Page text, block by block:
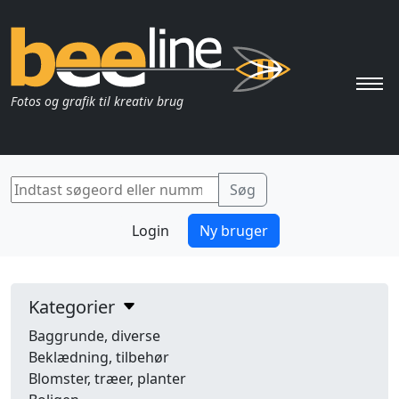
Fotos og grafik til kreativ brug
Login Ny bruger
Kategorier
Baggrunde, diverse
Beklædning, tilbehør
Blomster, træer, planter